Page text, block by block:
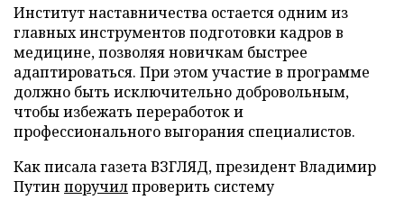
Институт наставничества остается одним из
главных инструментов подготовки кадров в
медицине, позволяя новичкам быстрее
адаптироваться. При этом участие в программе
должно быть исключительно добровольным,
чтобы избежать переработок и
профессионального выгорания специалистов.
Как писала газета ВЗГЛЯД, президент Владимир
Путин поручилпроверить систему